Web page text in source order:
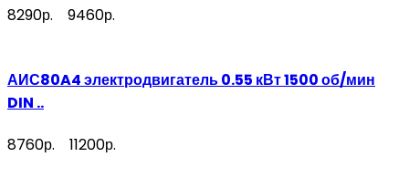
8290р. 9460р.
АИС80A4 электродвигатель 0.55 кВт 1500 об/мин
DIN ..
8760р. 11200р.